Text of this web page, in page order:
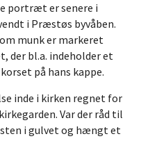
portræt er senere i
i Præstøs byvåben.
munk er markeret
der bl.a. indeholder et
på hans kappe.
inde i kirken regnet for
Var der råd til
i gulvet og hængt et